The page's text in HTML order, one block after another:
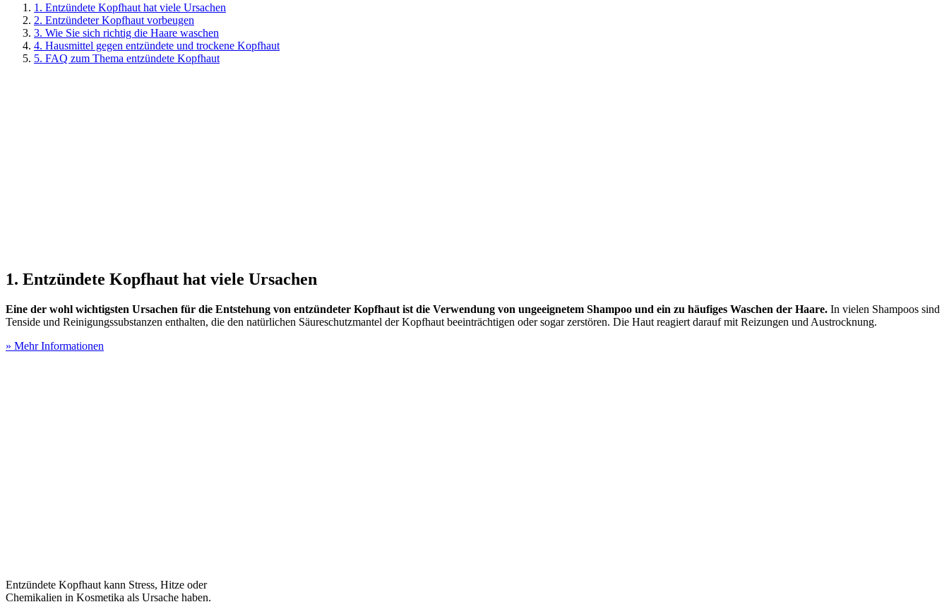
1. Entzündete Kopfhaut hat viele Ursachen
2. Entzündeter Kopfhaut vorbeugen
3. Wie Sie sich richtig die Haare waschen
4. Hausmittel gegen entzündete und trockene Kopfhaut
5. FAQ zum Thema entzündete Kopfhaut
1. Entzündete Kopfhaut hat viele Ursachen
Eine der wohl wichtigsten Ursachen für die Entstehung von entzündeter Kopfhaut ist die Verwendung von ungeeignetem Shampoo und ein zu häufiges Waschen der Haare. In vielen Shampoos sind
Tenside und Reinigungssubstanzen enthalten, die den natürlichen Säureschutzmantel der Kopfhaut beeinträchtigen oder sogar zerstören. Die Haut reagiert darauf mit Reizungen und Austrocknung.
» Mehr Informationen
Entzündete Kopfhaut kann Stress, Hitze oder
Chemikalien in Kosmetika als Ursache haben.